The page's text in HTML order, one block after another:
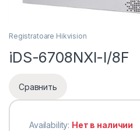
Registratoare Hikvision
iDS-6708NXI-I/8F
Сравнить
Availability: Нет в наличии